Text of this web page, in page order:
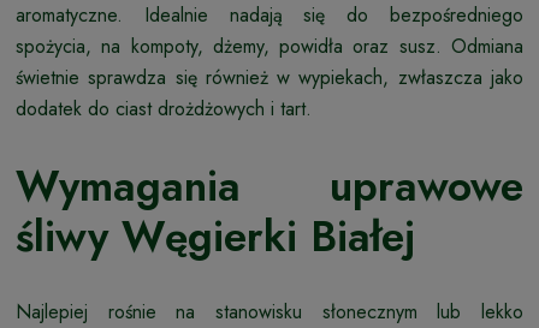
aromatyczne. Idealnie nadają się do bezpośredniego
spożycia, na kompoty, dżemy, powidła oraz susz. Odmiana
świetnie sprawdza się również w wypiekach, zwłaszcza jako
dodatek do ciast drożdżowych i tart.
Wymagania uprawowe
śliwy Węgierki Białej
Najlepiej rośnie na stanowisku słonecznym lub lekko